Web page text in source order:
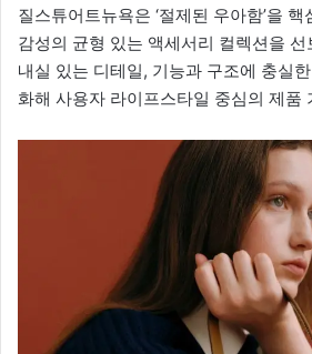
질스튜어트뉴욕은 ‘절제된 우아함’을
감성의 균형 있는 액세서리 컬렉션을
내실 있는 디테일, 기능과 구조에 충실
화해 사용자 라이프스타일 중심의 제품